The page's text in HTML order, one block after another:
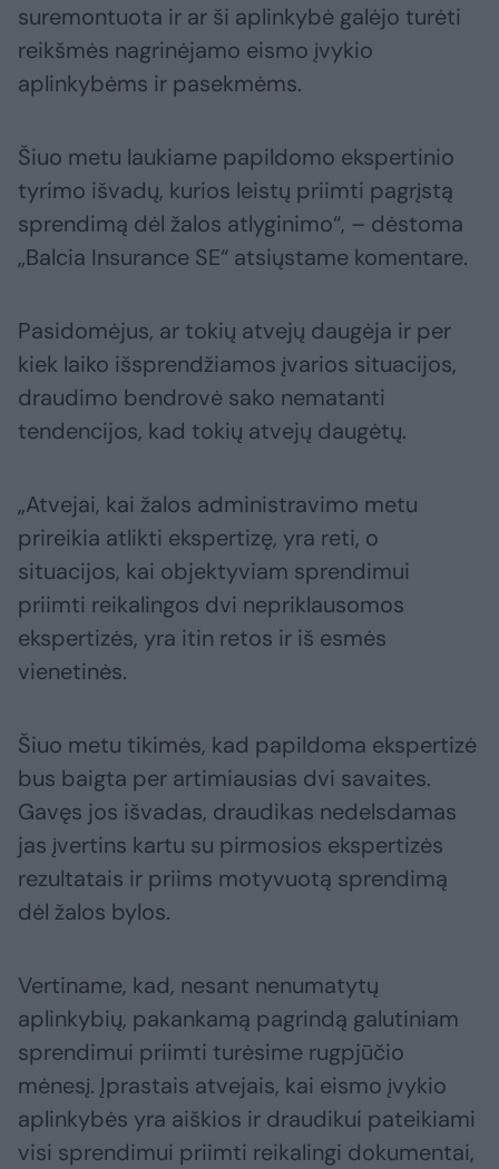
suremontuota ir ar ši aplinkybė galėjo turėti
reikšmės nagrinėjamo eismo įvykio
aplinkybėms ir pasekmėms.
Šiuo metu laukiame papildomo ekspertinio
tyrimo išvadų, kurios leistų priimti pagrįstą
sprendimą dėl žalos atlyginimo“, – dėstoma
„Balcia Insurance SE“ atsiųstame komentare.
Pasidomėjus, ar tokių atvejų daugėja ir per
kiek laiko išsprendžiamos įvarios situacijos,
draudimo bendrovė sako nematanti
tendencijos, kad tokių atvejų daugėtų.
„Atvejai, kai žalos administravimo metu
prireikia atlikti ekspertizę, yra reti, o
situacijos, kai objektyviam sprendimui
priimti reikalingos dvi nepriklausomos
ekspertizės, yra itin retos ir iš esmės
vienetinės.
Šiuo metu tikimės, kad papildoma ekspertizė
bus baigta per artimiausias dvi savaites.
Gavęs jos išvadas, draudikas nedelsdamas
jas įvertins kartu su pirmosios ekspertizės
rezultatais ir priims motyvuotą sprendimą
dėl žalos bylos.
Vertiname, kad, nesant nenumatytų
aplinkybių, pakankamą pagrindą galutiniam
sprendimui priimti turėsime rugpjūčio
mėnesį. Įprastais atvejais, kai eismo įvykio
aplinkybės yra aiškios ir draudikui pateikiami
visi sprendimui priimti reikalingi dokumentai,